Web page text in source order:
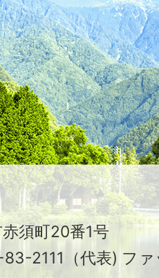
須町20番1号
83-2111（代表) フ